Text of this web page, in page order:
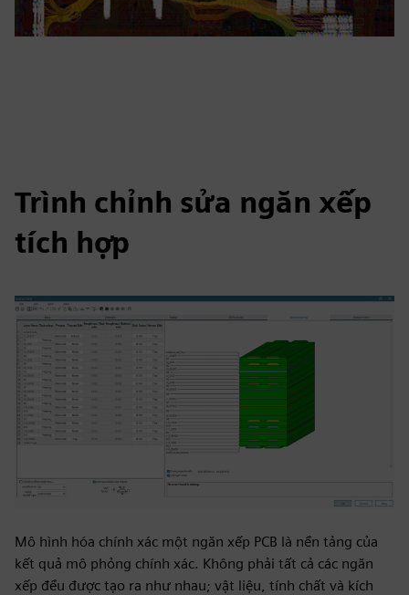
Trình chỉnh sửa ngăn xếp
tích hợp
Mô hình hóa chính xác một ngăn xếp PCB là nền tảng của
kết quả mô phỏng chính xác. Không phải tất cả các ngăn
xếp đều được tạo ra như nhau; vật liệu, tính chất và kích